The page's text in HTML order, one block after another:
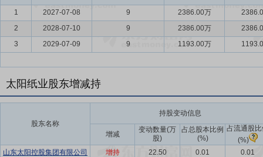
1 2027-07-08 9 2386.00万
2
2028-07-10 9 2386.00万
3
2029-07-09 9 1193.00万
太阳纸业股东增减持
股东名称
持股变动信息
增减
变动数量(万
股)
占总股本比例
(%)
占流通股
(%)
山东太阳控股集团有限公司
增持 22.50 0.01
0.01